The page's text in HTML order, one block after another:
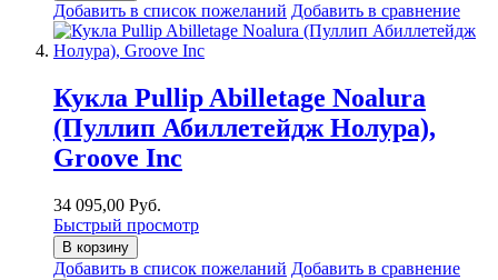
Добавить в список пожеланий Добавить в сравнение
Кукла Pullip Abilletage Noalura
(Пуллип Абиллетейдж Нолура),
Groove Inc
34 095,00 Руб.
Быстрый просмотр
В корзину
Добавить в список пожеланий Добавить в сравнение